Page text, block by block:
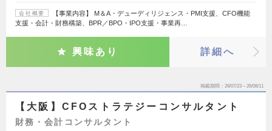
会社概要
【事業内容】 M＆A・デューディリジェンス・PMI支援、CFO機能
支援・会計・財務構築、BPR／BPO・IPO支援・事業再…
興味あり 詳細へ
掲載期間 26/07/23～26/08/11
【大阪】CFOストラテジーコンサルタント
財務・会計コンサルタント